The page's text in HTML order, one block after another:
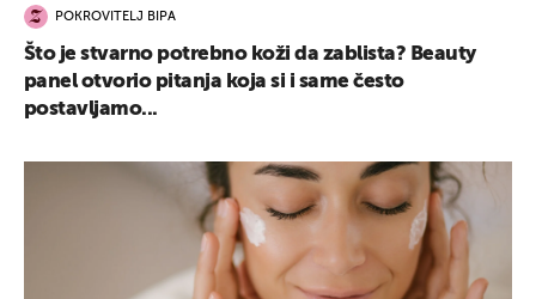
POKROVITELJ BIPA
Što je stvarno potrebno koži da zablista? Beauty
panel otvorio pitanja koja si i same često
postavljamo...